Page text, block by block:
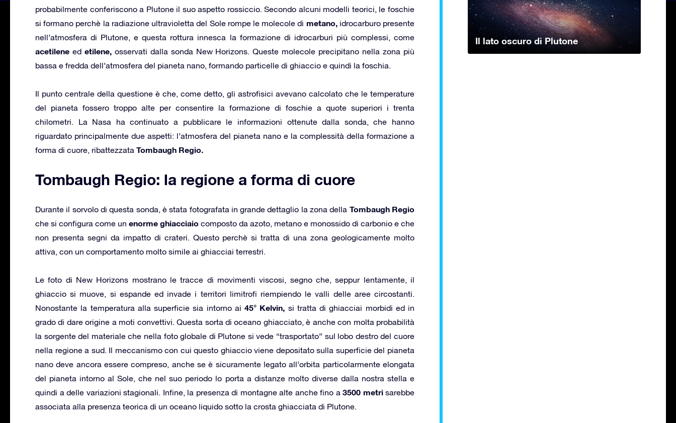
probabilmente conferiscono a Plutone il suo aspetto rossiccio. Secondo alcuni modelli teorici, le foschie
si formano perchè la radiazione ultravioletta del Sole rompe le molecole di metano,idrocarburo presente
nell’atmosfera di Plutone, e questa rottura innesca la formazione di idrocarburi più complessi, come
acetilene ed etilene,osservati dalla sonda New Horizons. Queste molecole precipitano nella zona più
bassa e fredda dell’atmosfera del pianeta nano, formando particelle di ghiaccio e quindi la foschia.
Il punto centrale della questione è che, come detto, gli astrofisici avevano calcolato che le temperature
del pianeta fossero troppo alte per consentire la formazione di foschie a quote superiori i trenta
chilometri. La Nasa ha continuato a pubblicare le informazioni ottenute dalla sonda, che hanno
riguardato principalmente due aspetti: l’atmosfera del pianeta nano e la complessità della formazione a
forma di cuore, ribattezzata Tombaugh Regio.
Tombaugh Regio: la regione a forma di cuore
Durante il sorvolo di questa sonda, è stata fotografata in grande dettaglio la zona della Tombaugh Regio
che si configura come un enorme ghiacciaio composto da azoto, metano e monossido di carbonio e che
non presenta segni da impatto di crateri. Questo perchè si tratta di una zona geologicamente molto
attiva, con un comportamento molto simile ai ghiacciai terrestri.
Le foto di New Horizons mostrano le tracce di movimenti viscosi, segno che, seppur lentamente, il
ghiaccio si muove, si espande ed invade i territori limitrofi riempiendo le valli delle aree circostanti.
Nonostante la temperatura alla superficie sia intorno ai 45° Kelvin, si tratta di ghiacciai morbidi ed in
grado di dare origine a moti convettivi. Questa sorta di oceano ghiacciato, è anche con molta probabilità
la sorgente del materiale che nella foto globale di Plutone si vede “trasportato” sul lobo destro del cuore
nella regione a sud. Il meccanismo con cui questo ghiaccio viene depositato sulla superficie del pianeta
nano deve ancora essere compreso, anche se è sicuramente legato all’orbita particolarmente elongata
del pianeta intorno al Sole, che nel suo periodo lo porta a distanze molto diverse dalla nostra stella e
quindi a delle variazioni stagionali. Infine, la presenza di montagne alte anche fino a 3500 metrisarebbe
associata alla presenza teorica di un oceano liquido sotto la crosta ghiacciata di Plutone.
Il lato oscuro di Plutone